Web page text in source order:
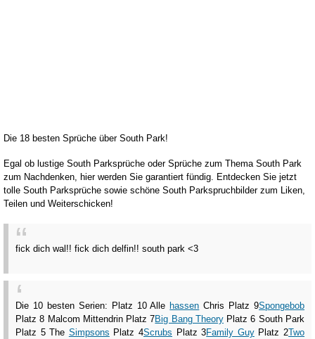
Die 18 besten Sprüche über South Park!
Egal ob lustige South Parksprüche oder Sprüche zum Thema South Park
zum Nachdenken, hier werden Sie garantiert fündig. Entdecken Sie jetzt
tolle South Parksprüche sowie schöne South Parkspruchbilder zum Liken,
Teilen und Weiterschicken!
fick dich wal!! fick dich delfin!! south park <3
Die 10 besten Serien: Platz 10 Alle hassen Chris Platz 9Spongebob
Platz 8 Malcom Mittendrin Platz 7Big Bang TheoryPlatz 6 South Park
Platz 5 The Simpsons Platz 4Scrubs Platz 3Family GuyPlatz 2Two